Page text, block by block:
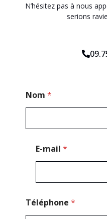
N’hésitez pas à nous
serions
Nom *
E-mail *
Téléphone *